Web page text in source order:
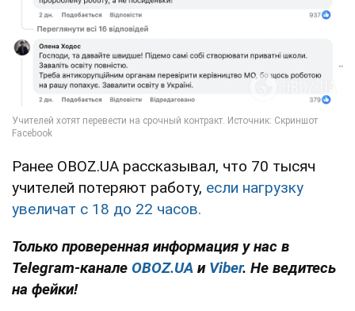
Ранее OBOZ.UA рассказывал, что 70 тысяч
учителей потеряют работу, если нагрузку
увеличат с 18 до 22 часов.
Только проверенная информация у нас в
Telegram-канале OBOZ.UA и Viber. Не ведитесь
на фейки!